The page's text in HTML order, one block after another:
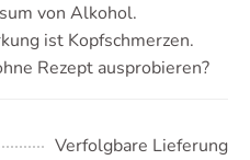
von Alkohol.
ist Kopfschmerzen.
Rezept ausprobieren?
Verfolgbare Lieferung